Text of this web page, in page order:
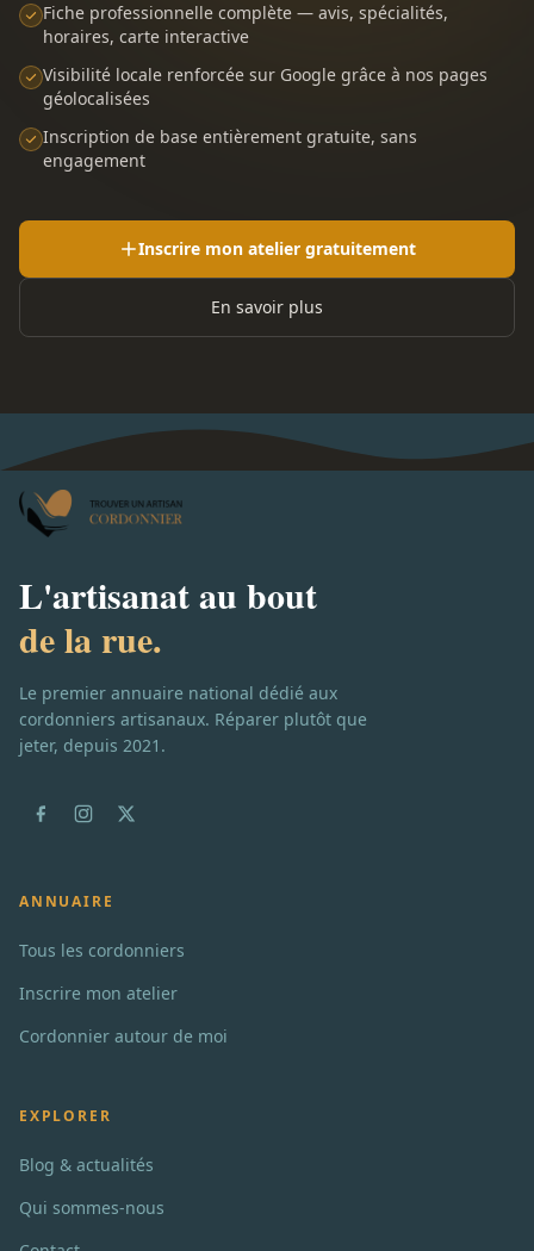
Fiche professionnelle complète — avis, spécialités,
horaires, carte interactive
Visibilité locale renforcée sur Google grâce à nos pages
géolocalisées
Inscription de base entièrement gratuite, sans
engagement
Inscrire mon atelier gratuitement
En savoir plus
L'artisanat au bout
de la rue.
Le premier annuaire national dédié aux
cordonniers artisanaux. Réparer plutôt que
jeter, depuis 2021.
ANNUAIRE
Tous les cordonniers
Inscrire mon atelier
Cordonnier autour de moi
EXPLORER
Blog & actualités
Qui sommes-nous